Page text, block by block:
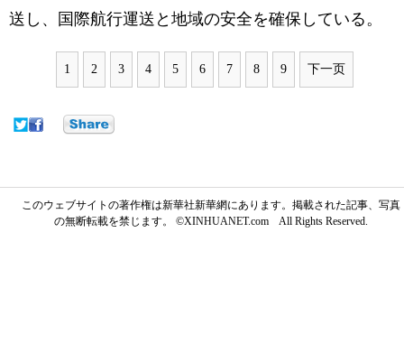
送し、国際航行運送と地域の安全を確保している。
1 2 3 4 5 6 7 8 9 下一页
このウェブサイトの著作権は新華社新華網にあります。掲載された記事、写真
の無断転載を禁じます。 ©XINHUANET.com All Rights Reserved.